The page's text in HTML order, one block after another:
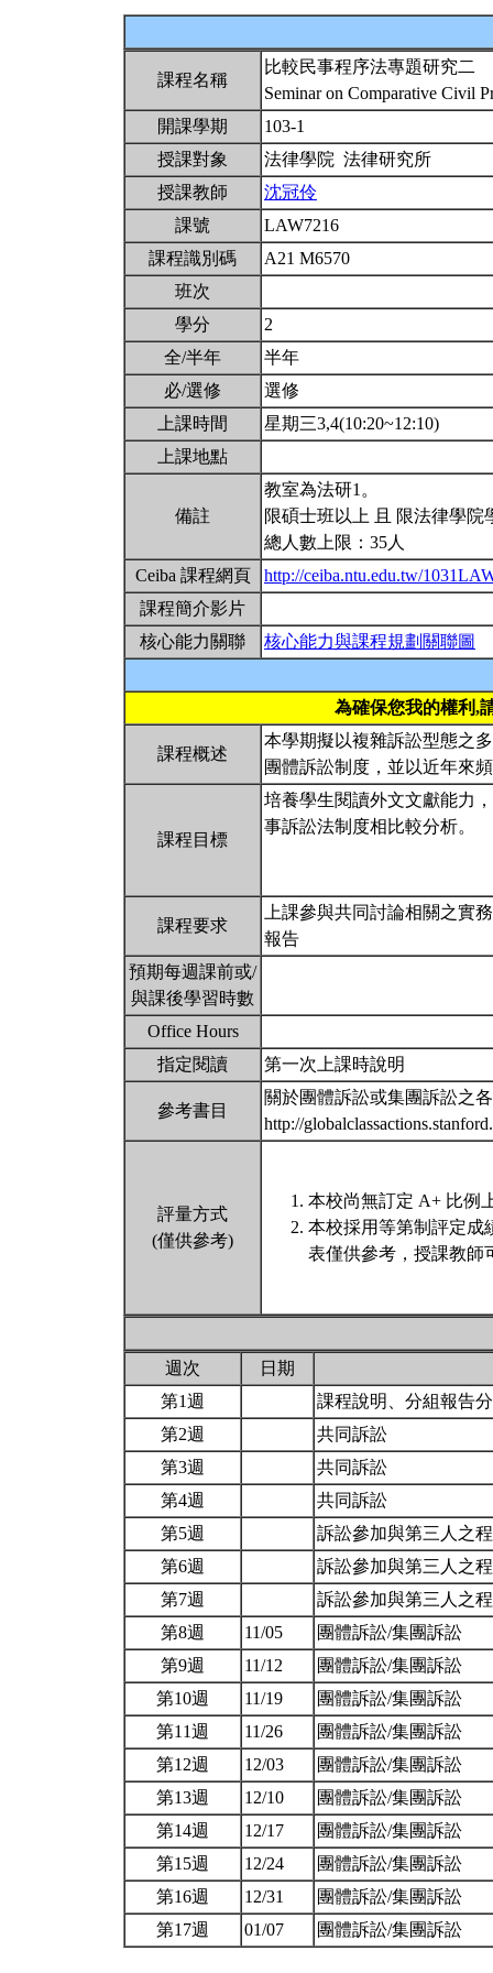
課程名稱
比較民事程序法專題研究二
Seminar on Comparative Civil
開課學期
103-1
授課對象
法律學院 法律研究所
授課教師
沈冠伶
課號
LAW7216
課程識別碼
A21 M6570
班次
學分
2
全/半年
半年
必/選修
選修
上課時間
星期三3,4(10:20~12:10)
上課地點
備註
教室為法研1。
限碩士班以上 且 限法律學院
總人數上限：35人
Ceiba 課程網頁
http://ceiba.ntu.edu.tw/
課程簡介影片
核心能力關聯
核心能力與課程規劃關聯圖
為確保您我的權利,
課程概述
本學期擬以複雜訴訟型態之
團體訴訟制度，並以近年來
課程目標
培養學生閱讀外文文獻能力
事訴訟法制度相比較分析。
課程要求
上課參與共同討論相關之實
報告
預期每週課前或/
與課後學習時數
Office Hours
指定閱讀
第一次上課時說明
參考書目
關於團體訴訟或集團訴訟之
http://
評量方式
(僅供參考)
本校尚無訂定 A+ 比例
本校採用等第制評定成
表僅供參考，授課教師
週次
日期
第1週
課程說明、分組報告
第2週
共同訴訟
第3週
共同訴訟
第4週
共同訴訟
第5週
訴訟參加與第三人之
第6週
訴訟參加與第三人之
第7週
訴訟參加與第三人之
第8週
11/05
團體訴訟/集團訴訟
第9週
11/12
團體訴訟/集團訴訟
第10週
11/19
團體訴訟/集團訴訟
第11週
11/26
團體訴訟/集團訴訟
第12週
12/03
團體訴訟/集團訴訟
第13週
12/10
團體訴訟/集團訴訟
第14週
12/17
團體訴訟/集團訴訟
第15週
12/24
團體訴訟/集團訴訟
第16週
12/31
團體訴訟/集團訴訟
第17週
01/07 團體訴訟/集團訴訟